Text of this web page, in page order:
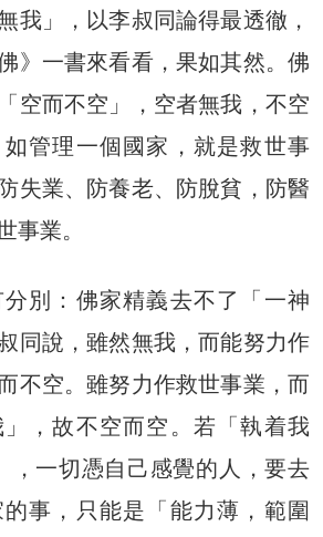
我」，以李叔同論得最透徹，
》一書來看看，果如其然。佛
空而不空」，空者無我，不空
管理一個國家，就是救世事
失業、防養老、防脫貧，防醫
事業。
別：佛家精義去不了「一神
同說，雖然無我，而能努力作
不空。雖努力作救世事業，而
，故不空而空。若「執着我
，一切憑自己感覺的人，要去
事，只能是「能力薄，範圍